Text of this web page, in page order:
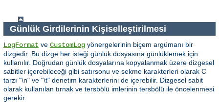
Günlük Girdilerinin Kişiselleştirilmesi
LogFormat ve CustomLog yönergelerinin biçem argümanı bir
dizgedir. Bu dizge her isteği günlük dosyasına günlüklemek için
kullanılır. Doğrudan günlük dosyalarına kopyalanmak üzere dizgesel
sabitler içerebileceği gibi satırsonu ve sekme karakterleri olarak C
tarzı "\n" ve "\t" denetim karakterlerini de içerebilir. Dizgesel sabit
olarak kullanılan tırnak ve tersbölü imlerinin tersbölü ile öncelenmesi
gerekir.